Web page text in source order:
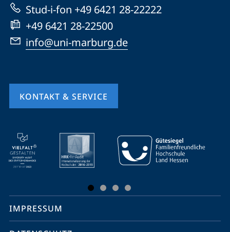
Stud-i-fon +49 6421 28-22222
+49 6421 28-22500
info@uni-marburg.de
KONTAKT & SERVICE
Mobile-
Service-
Navigation
Social
Media
IMPRESSUM